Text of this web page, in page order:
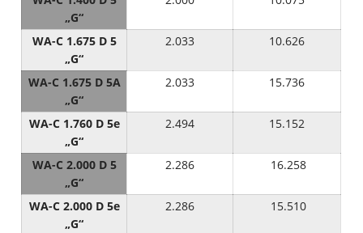
„G“
WA-C 1.675 D 5
„G“
2.033 10.626
WA-C 1.675 D 5A
„G“
2.033 15.736
WA-C 1.760 D 5e
„G“
2.494 15.152
WA-C 2.000 D 5
„G“
2.286 16.258
WA-C 2.000 D 5e
„G“
2.286 15.510